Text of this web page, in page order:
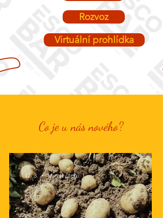
Rozvoz
Virtuální prohlídka
Co je u nás nového?
12. 3. Minut čtení: 1